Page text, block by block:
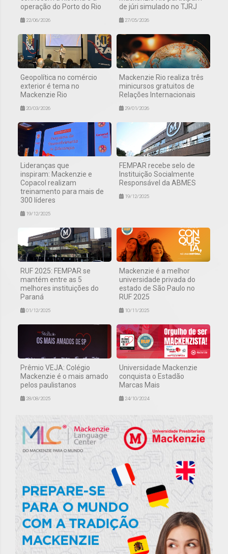
operação do Porto do Rio
22/06/2026
de júri simulado no TJRJ
27/05/2026
Geopolítica no comércio
exterior é tema no
Mackenzie Rio
20/03/2026
Mackenzie Rio realiza três
minicursos gratuitos de
Relações Internacionais
29/01/2026
Lideranças que
inspiram: Mackenzie e
Copacol realizam
treinamento para mais de
300 líderes
19/12/2025
FEMPAR recebe selo de
Instituição Socialmente
Responsável da ABMES
19/12/2025
RUF 2025: FEMPAR se
mantém entre as 5
melhores instituições do
Paraná
01/12/2025
Mackenzie é a melhor
universidade privada do
estado de São Paulo no
RUF 2025
10/11/2025
Prêmio VEJA: Colégio
Mackenzie é o mais amado
pelos paulistanos
28/08/2025
Universidade Mackenzie
conquista o Estadão
Marcas Mais
24/10/2024